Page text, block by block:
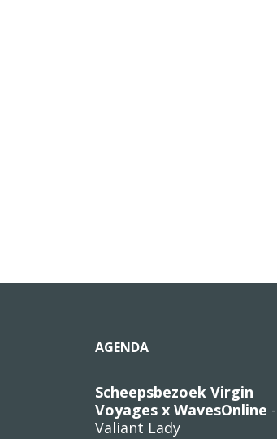
AGENDA
Scheepsbezoek Virgin
Voyages x WavesOnline -
Valiant Lady